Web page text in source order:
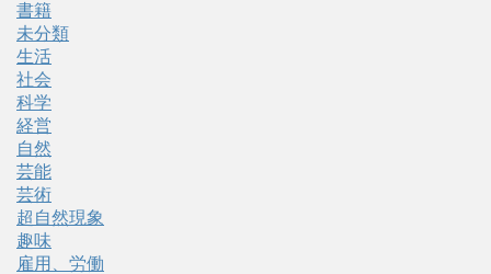
書籍
未分類
生活
社会
科学
経営
自然
芸能
芸術
超自然現象
趣味
雇用、労働